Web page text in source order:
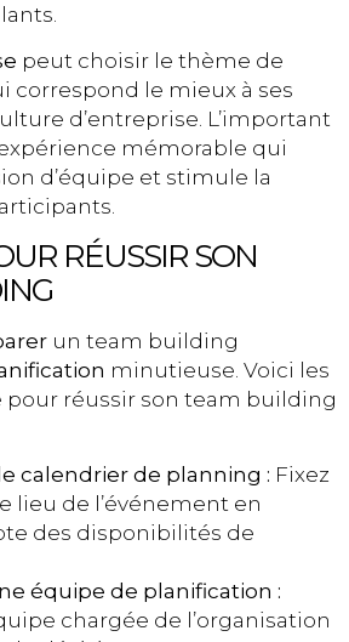
peut choisir le thème de
correspond le mieux à ses
d’entreprise. L’important
mémorable qui
d’équipe et stimule la
RÉUSSIR SON
un team building
minutieuse. Voici les
pour réussir son team building
calendrier de planning : Fixez
lieu de l’événement en
des disponibilités de
équipe de planification :
chargée de l’organisation